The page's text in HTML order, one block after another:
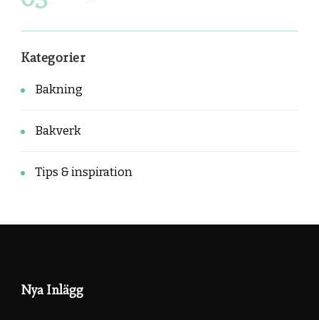
Kategorier
Bakning
Bakverk
Tips & inspiration
Nya Inlägg